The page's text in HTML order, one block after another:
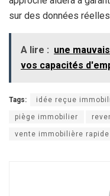
sur des données
A lire : une
vos capacités
Tags: idée reçue
piège immobilier
vente immobilière rapide